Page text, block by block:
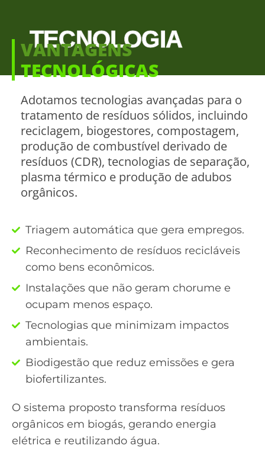
TECNOLOGIA
VANTAGENS
TECNOLÓGICAS
Adotamos tecnologias avançadas para o
tratamento de resíduos sólidos, incluindo
reciclagem, biogestores, compostagem,
produção de combustível derivado de
resíduos (CDR), tecnologias de separação,
plasma térmico e produção de adubos
orgânicos.
Triagem automática que gera empregos.
Reconhecimento de resíduos recicláveis
como bens econômicos.
Instalações que não geram chorume e
ocupam menos espaço.
Tecnologias que minimizam impactos
ambientais.
Biodigestão que reduz emissões e gera
biofertilizantes.
O sistema proposto transforma resíduos
orgânicos em biogás, gerando energia
elétrica e reutilizando água.